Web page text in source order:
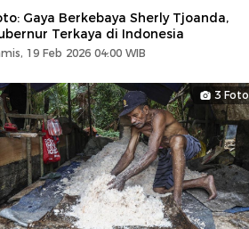
Gaya Berkebaya Sherly Tjoanda,
Terkaya di Indonesia
19 Feb 2026 04:00 WIB
3 Foto